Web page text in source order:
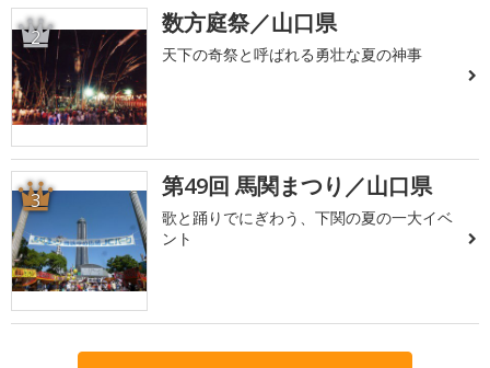
2 数方庭祭／山口県
天下の奇祭と呼ばれる勇壮な夏の神事
3 第49回 馬関まつり／山口県
歌と踊りでにぎわう、下関の夏の一大イベ
ント